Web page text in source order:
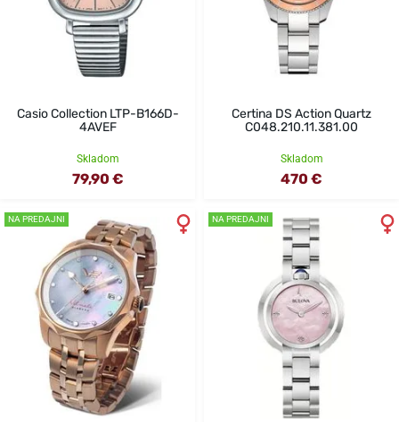
Casio Collection LTP-B166D-
4AVEF
Skladom
79,90 €
Certina DS Action Quartz
C048.210.11.381.00
Skladom
470 €
NA PREDAJNI NA PREDAJNI